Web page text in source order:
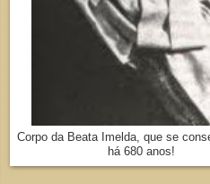
Corpo da Beata Imelda, que se
há 680 anos!